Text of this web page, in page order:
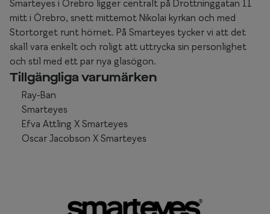
Smarteyes i Örebro ligger centralt på Drottninggatan 11
mitt i Örebro, snett mittemot Nikolai kyrkan och med
Stortorget runt hörnet. På Smarteyes tycker vi att det
skall vara enkelt och roligt att uttrycka sin personlighet
och stil med ett par nya glasögon.
Tillgängliga varumärken
Ray-Ban
Smarteyes
Efva Attling X Smarteyes
Oscar Jacobson X Smarteyes